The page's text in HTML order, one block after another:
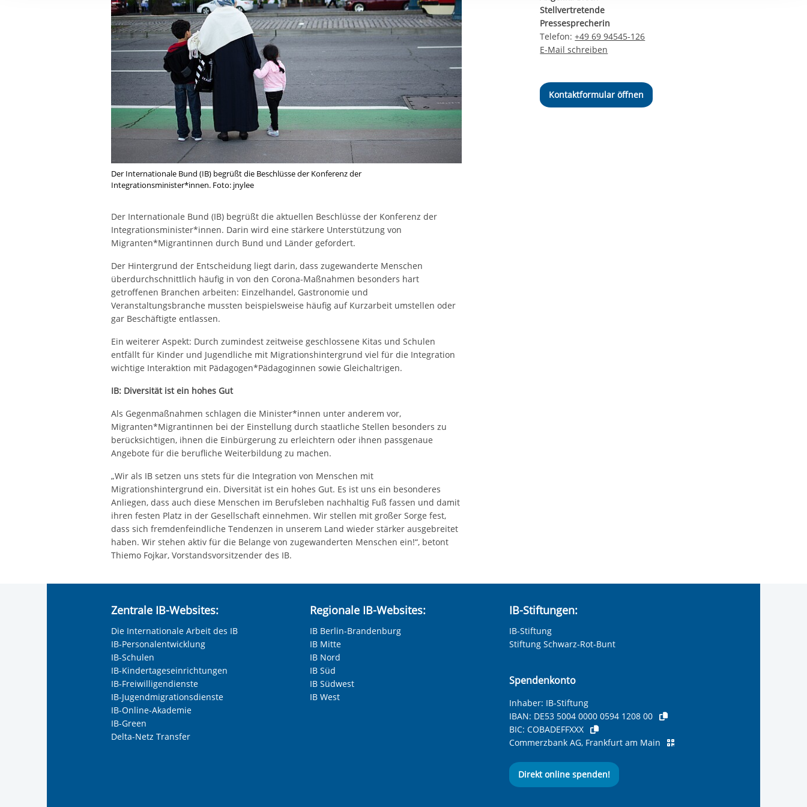
Ihre etwaige Einwilligung erstreckt sich nicht auf notwendige Cookies, die erforderlich zur Bereitstellung
der von Ihnen aufgerufenen und somit gewünschten Website-Funktionen sind. Diese Cookies setzen wir
aufgrund berechtigter Interessen und daher unabhängig von einer Einwilligung.
Der Internationale Bund (IB) begrüßt die Beschlüsse der Konferenz der
Integrationsminister*innen. Foto: jnylee
Der Internationale Bund (IB) begrüßt die aktuellen Beschlüsse der Konferenz der
Integrationsminister*innen. Darin wird eine stärkere Unterstützung von
Migranten*Migrantinnen durch Bund und Länder gefordert.
Der Hintergrund der Entscheidung liegt darin, dass zugewanderte Menschen
überdurchschnittlich häufig in von den Corona-Maßnahmen besonders hart
getroffenen Branchen arbeiten: Einzelhandel, Gastronomie und
Veranstaltungsbranche mussten beispielsweise häufig auf Kurzarbeit umstellen oder
gar Beschäftigte entlassen.
Ein weiterer Aspekt: Durch zumindest zeitweise geschlossene Kitas und Schulen
entfällt für Kinder und Jugendliche mit Migrationshintergrund viel für die Integration
wichtige Interaktion mit Pädagogen*Pädagoginnen sowie Gleichaltrigen.
IB: Diversität ist ein hohes Gut
Als Gegenmaßnahmen schlagen die Minister*innen unter anderem vor,
Migranten*Migrantinnen bei der Einstellung durch staatliche Stellen besonders zu
berücksichtigen, ihnen die Einbürgerung zu erleichtern oder ihnen passgenaue
Angebote für die berufliche Weiterbildung zu machen.
„Wir als IB setzen uns stets für die Integration von Menschen mit
Migrationshintergrund ein. Diversität ist ein hohes Gut. Es ist uns ein besonderes
Anliegen, dass auch diese Menschen im Berufsleben nachhaltig Fuß fassen und damit
ihren festen Platz in der Gesellschaft einnehmen. Wir stellen mit großer Sorge fest,
dass sich fremdenfeindliche Tendenzen in unserem Land wieder stärker ausgebreitet
haben. Wir stehen aktiv für die Belange von zugewanderten Menschen ein!“, betont
Thiemo Fojkar, Vorstandsvorsitzender des IB.
Stellvertretende
Pressesprecherin
Telefon:+49 69 94545-126
E-Mail schreiben
Kontaktformular öffnen
Zentrale IB-Websites:
Die Internationale Arbeit des IB
IB-Personalentwicklung
IB-Schulen
IB-Kindertageseinrichtungen
IB-Freiwilligendienste
IB-Jugendmigrationsdienste
IB-Online-Akademie
IB-Green
Delta-Netz Transfer
Regionale IB-Websites:
IB Berlin-Brandenburg
IB Mitte
IB Nord
IB Süd
IB Südwest
IB West
IB-Stiftungen:
IB-Stiftung
Stiftung Schwarz-Rot-Bunt
Spendenkonto
Inhaber: IB-Stiftung
IBAN: DE53 5004 0000 0594 1208 00
BIC: COBADEFFXXX
Commerzbank AG, Frankfurt am Main
Direkt online spenden!